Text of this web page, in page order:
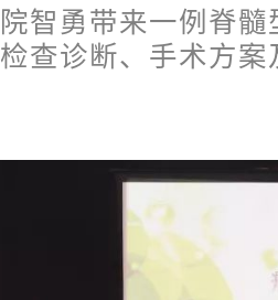
智勇带来一例脊
查诊断、手术方